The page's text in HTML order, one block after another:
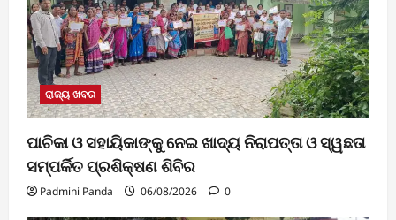
ରାଜ୍ୟ ଖବର
ପାଚିକା ଓ ସହାୟିକାଙ୍କୁ ନେଇ ଖାଦ୍ୟ ନିରାପତ୍ତା ଓ ସ୍ୱଛତା
ସମ୍ପର୍କିତ ପ୍ରଶିକ୍ଷଣ ଶିବିର
Padmini Panda 06/08/2026 0